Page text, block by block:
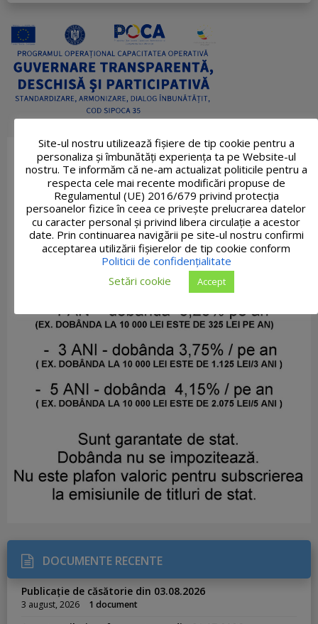
DOCUMENTE RECENTE
Publicație de căsătorie din 03.08.2026
3 august, 2026 1 document
Site-ul nostru utilizează fişiere de tip cookie pentru a
personaliza și îmbunătăți experiența ta pe Website-ul
nostru. Te informăm că ne-am actualizat politicile pentru a
respecta cele mai recente modificări propuse de
Regulamentul (UE) 2016/679 privind protecția
persoanelor fizice în ceea ce privește prelucrarea datelor
cu caracter personal și privind libera circulație a acestor
date. Prin continuarea navigării pe site-ul nostru confirmi
acceptarea utilizării fişierelor de tip cookie conform
Politicii de confidențialitate
Setări cookie
Accept